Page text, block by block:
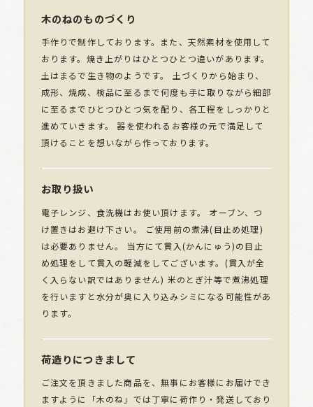
木のねのものづくり
手作りで制作しております。また、天然素材を使用して
おります。焼き上がりはひとつひとつ違いがあります。
土はまるで生き物のようです。 土づくりから始まり、
成形、焼成、検品に至るまで何度も手に取りながら細部
に至るまでひとつひとつ気を配り、各工程をしっかりと
進めていきます。 器を使われるお客様の元で満足して
頂けることを想いながら作っております。
お取り扱い
電子レンジ、食洗機はお使い頂けます。 オーブン、つ
け置きはお避け下さい。 ご使用前の煮沸(目止め処理)
は必要ありません。 当方にて貫入(かんにゅう)の目止
め処理をして貫入の軽減をしてございます。(貫入が全
く入らない訳ではありません) 米のとぎ汁等で煮沸処理
を行いますと水分が奥に入り込みシミになる可能性があ
ります。
荷造りにつきまして
ご注文を頂きました商品を、無事にお客様にお届けでき
ますように「木のね」では丁寧に荷作り・発送しており